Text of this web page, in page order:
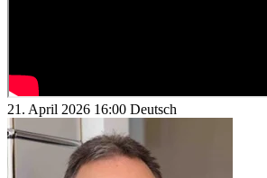
21. April 2026 16:00 Deutsch